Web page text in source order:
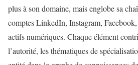
plus à son domaine, mais englobe sa
comptes LinkedIn, Instagram,
actifs numériques. Chaque élément
l’autorité, les thématiques de